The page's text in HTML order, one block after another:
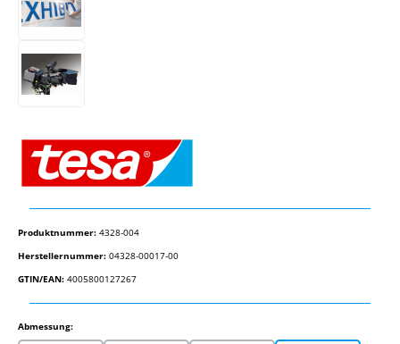
Produktnummer: 4328-004
Herstellernummer: 04328-00017-00
GTIN/EAN: 4005800127267
Abmessung:auswählen